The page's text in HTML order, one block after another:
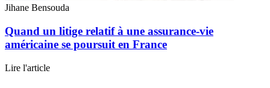
Jihane Bensouda
Quand un litige relatif à une assurance-vie
américaine se poursuit en France
Lire l'article